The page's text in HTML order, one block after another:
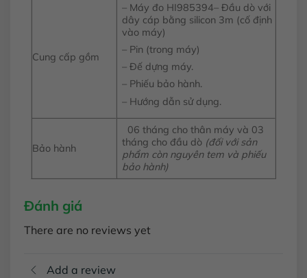
Cung cấp gồm
– Máy đo HI985394– Đầu dò với
dây cáp bằng silicon 3m (cố định
vào máy)
– Pin (trong máy)
– Đế dựng máy.
– Phiếu bảo hành.
– Hướng dẫn sử dụng.
Bảo hành
06 tháng cho thân máy và 03
tháng cho đầu dò (đối với sản
phẩm còn nguyên tem và phiếu
bảo hành)
Đánh giá
There are no reviews yet
Add a review